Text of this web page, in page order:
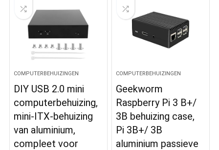
COMPUTERBEHUIZINGEN
DIY USB 2.0 mini
computerbehuizing,
mini-ITX-behuizing
van aluminium,
compleet voor
COMPUTERBEHUIZINGEN
Geekworm
Raspberry Pi 3 B+/
3B behuizing case,
Pi 3B+/ 3B
aluminium passieve